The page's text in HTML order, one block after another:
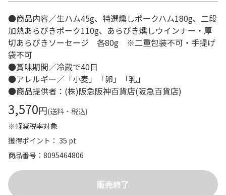
●商品内容／生ハム45g、特選燻しポークハム180g、二段
加熱あらびきポーク110g、あらびき燻しウインナー・厚
切あらびきソーセージ 各80g ※二重包装不可・手提げ
袋不可
●賞味期間／冷蔵で40日
●アレルギー／「小麦」「卵」「乳」
●商品提供者：(株)阪急阪神百貨店(阪急百貨店)
3,570円(送料・税込)
※軽減税率対象
獲得ポイント： 35 pt
商品番号
8095464806